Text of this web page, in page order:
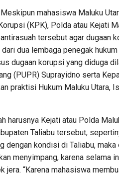
mahasiswa Maluku
(KPK), Polda atau Kejati
tersebut agar dugaan
dua lembaga penegak
dugaan korupsi yang diduga
(PUPR) Suprayidno serta
praktisi Hukum Maluku Utara,
harusnya Kejati atau Polda
Taliabu tersebut,
dengan kondisi di Taliabu,
menyimpang, karena selama
jera. “Karena mahasiswa